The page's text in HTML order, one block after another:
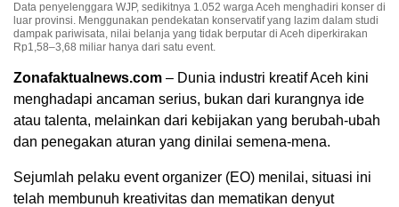
Data penyelenggara WJP, sedikitnya 1.052 warga Aceh menghadiri konser di
luar provinsi. Menggunakan pendekatan konservatif yang lazim dalam studi
dampak pariwisata, nilai belanja yang tidak berputar di Aceh diperkirakan
Rp1,58–3,68 miliar hanya dari satu event.
Zonafaktualnews.com – Dunia industri kreatif Aceh kini
menghadapi ancaman serius, bukan dari kurangnya ide
atau talenta, melainkan dari kebijakan yang berubah-ubah
dan penegakan aturan yang dinilai semena-mena.
Sejumlah pelaku event organizer (EO) menilai, situasi ini
telah membunuh kreativitas dan mematikan denyut